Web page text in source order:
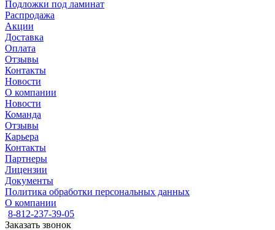
Подложки под ламинат
Распродажа
Акции
Доставка
Оплата
Отзывы
Контакты
Новости
О компании
Новости
Команда
Отзывы
Карьера
Контакты
Партнеры
Лицензии
Документы
Политика обработки персональных данных
О компании
8-812-237-39-05
Заказать звонок